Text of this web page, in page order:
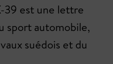
39 est une lettre
sport automobile,
suédois et du